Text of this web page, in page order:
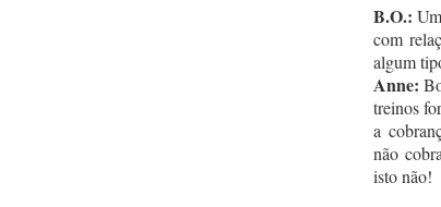
B.O.:
com
algum
Anne:
treinos
a
não
isto não!